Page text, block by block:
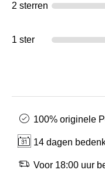
2 sterren
1 ster
100% originele
14 dagen
Voor 18:00 uur